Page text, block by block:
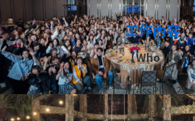
工作內容
【Who We
PressPlay 為